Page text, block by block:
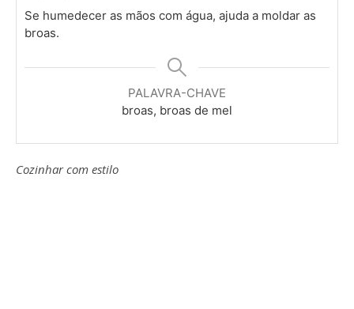
Se humedecer as mãos com água, ajuda a moldar as
broas.
PALAVRA-CHAVE
broas, broas de mel
Cozinhar com estilo